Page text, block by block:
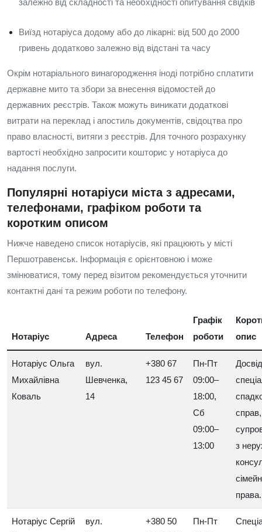
залежно від складності та необхідності опитування свідків
Виїзд нотаріуса додому або до лікарні: від 500 до 2000
гривень додатково залежно від відстані та часу
Окрім нотаріального винагородження іноді потрібно сплатити
державне мито та збори за внесення відомостей до
державних реєстрів. Також можуть виникати додаткові
витрати на переклад і апостиль документів, свідоцтва про
право власності, витяги з реєстрів. Для точного розрахунку
вартості необхідно запросити кошторис у нотаріуса до
надання послуги.
Популярні нотаріуси міста з адресами,
телефонами, графіком роботи та
коротким описом
Нижче наведено список нотаріусів, які працюють у місті
Першотравенськ. Інформація є орієнтовною і може
змінюватися, тому перед візитом рекомендується уточнити
контактні дані та режим роботи по телефону.
Нотаріус Адреса Телефон
Графік
роботи
опис
Нотаріус Ольга
Михайлівна
Коваль
вул.
Шевченка,
14
+380 67
123 45 67
Пн-Пт
09:00–
18:00,
Сб
09:00–
13:00
справ,
з
права.
Нотаріус Сергій
вул.
+380 50
Пн-Пт